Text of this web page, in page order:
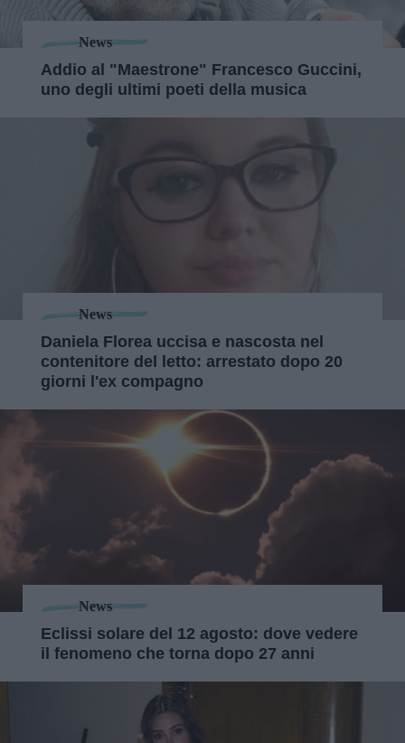
News
Addio al "Maestrone" Francesco Guccini,
uno degli ultimi poeti della musica
News
Daniela Florea uccisa e nascosta nel
contenitore del letto: arrestato dopo 20
giorni l'ex compagno
News
Eclissi solare del 12 agosto: dove vedere
il fenomeno che torna dopo 27 anni